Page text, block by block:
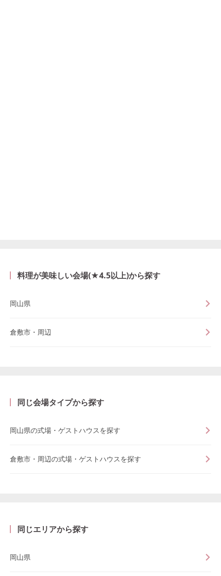
料理が美味しい会場(★4.5以上)から探す
岡山県
倉敷市・周辺
同じ会場タイプから探す
岡山県の式場・ゲストハウスを探す
倉敷市・周辺の式場・ゲストハウスを探す
同じエリアから探す
岡山県